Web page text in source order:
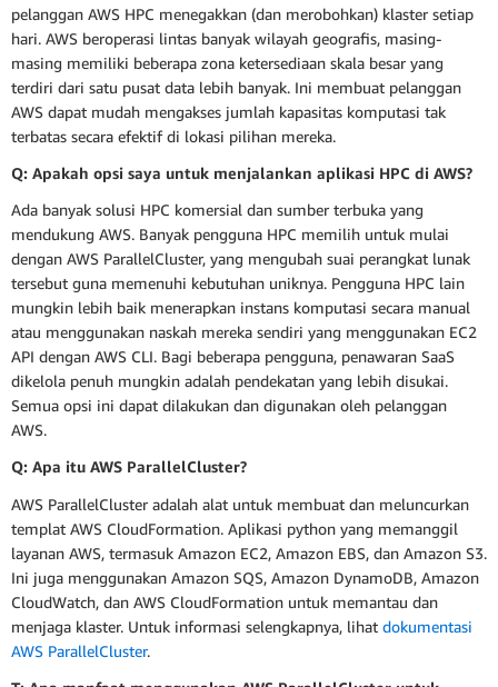
pelanggan AWS HPC menegakkan (dan merobohkan) klaster setiap
hari. AWS beroperasi lintas banyak wilayah geografis, masing-
masing memiliki beberapa zona ketersediaan skala besar yang
terdiri dari satu pusat data lebih banyak. Ini membuat pelanggan
AWS dapat mudah mengakses jumlah kapasitas komputasi tak
terbatas secara efektif di lokasi pilihan mereka.
Q: Apakah opsi saya untuk menjalankan aplikasi HPC di AWS?
Ada banyak solusi HPC komersial dan sumber terbuka yang
mendukung AWS. Banyak pengguna HPC memilih untuk mulai
dengan AWS ParallelCluster, yang mengubah suai perangkat lunak
tersebut guna memenuhi kebutuhan uniknya. Pengguna HPC lain
mungkin lebih baik menerapkan instans komputasi secara manual
atau menggunakan naskah mereka sendiri yang menggunakan EC2
API dengan AWS CLI. Bagi beberapa pengguna, penawaran SaaS
dikelola penuh mungkin adalah pendekatan yang lebih disukai.
Semua opsi ini dapat dilakukan dan digunakan oleh pelanggan
AWS.
Q: Apa itu AWS ParallelCluster?
AWS ParallelCluster adalah alat untuk membuat dan meluncurkan
templat AWS CloudFormation. Aplikasi python yang memanggil
layanan AWS, termasuk Amazon EC2, Amazon EBS, dan Amazon S3.
Ini juga menggunakan Amazon SQS, Amazon DynamoDB, Amazon
CloudWatch, dan AWS CloudFormation untuk memantau dan
menjaga klaster. Untuk informasi selengkapnya, lihat dokumentasi
AWS ParallelCluster.